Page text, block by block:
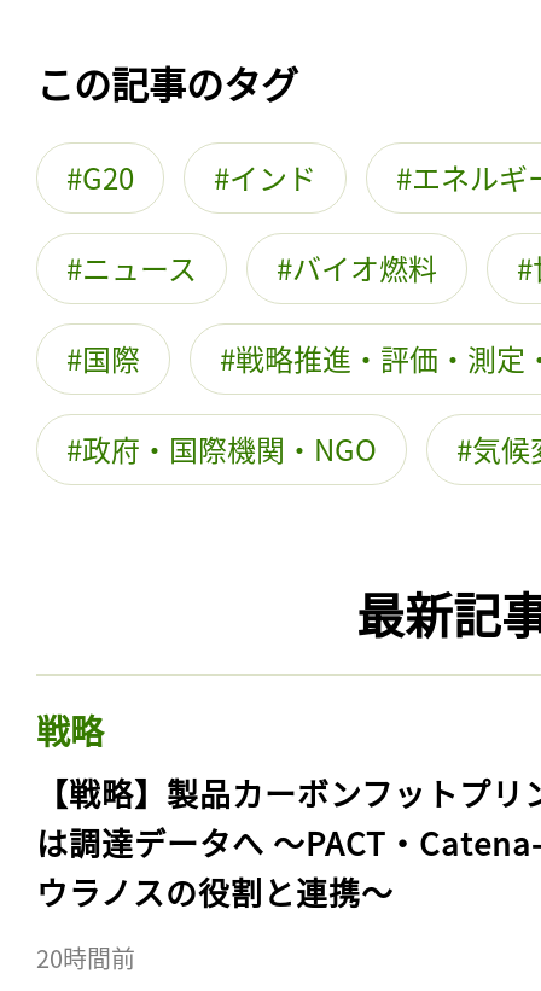
この記事のタグ
G20 インド エネルギ
ニュース バイオ燃料
国際 戦略推進・評価・測定
政府・国際機関・NGO 気候
最新記
戦略
【戦略】製品カーボンフットプリ
は調達データへ 〜PACT・
ウラノスの役割と連携〜
20時間前